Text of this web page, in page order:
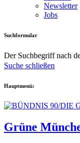
Newsletter
Jobs
Suchformular
Der Suchbegriff nach
Suche schließen
Hauptmenü:
Grüne